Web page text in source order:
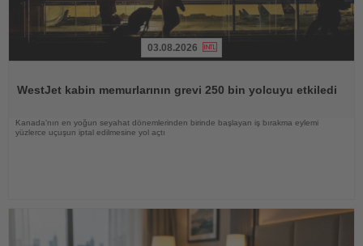
03.08.2026
WestJet kabin memurlarının grevi 250 bin yolcuyu etkiledi
Kanada'nın en yoğun seyahat dönemlerinden birinde başlayan iş bırakma eylemi
yüzlerce uçuşun iptal edilmesine yol açtı